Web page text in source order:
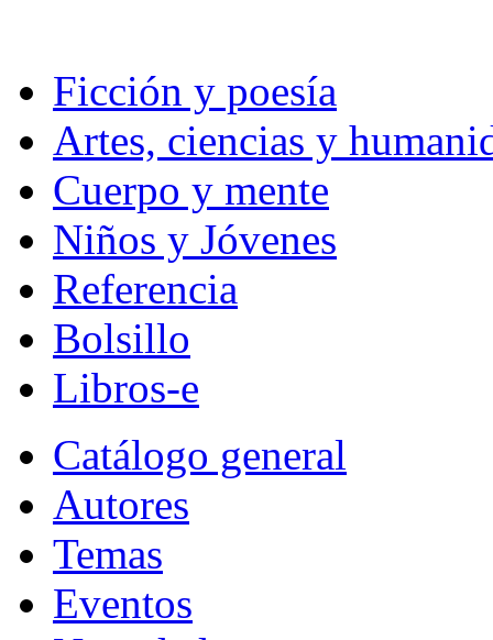
Ficción y poesía
Artes, ciencias y
Cuerpo y mente
Niños y Jóvenes
Referencia
Bolsillo
Libros-e
Catálogo general
Autores
Temas
Eventos